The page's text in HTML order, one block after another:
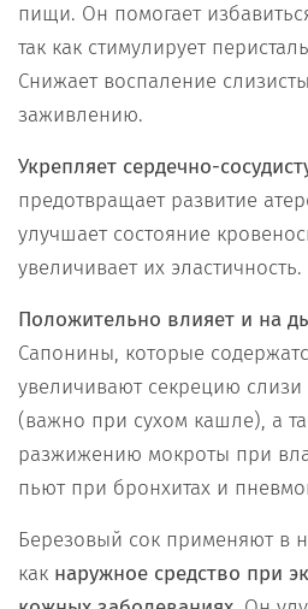
пищи. Он помогает
так как стимулирует
Снижает воспаление
заживлению.
Укрепляет сердечно-
предотвращает развитие
улучшает состояние
увеличивает их эластичность.
Положительно влияет и на
Сапонины, которые
увеличивают секрецию слизи
(важно при сухом кашле), а
разжижению мокроты при
пьют при бронхитах и
Березовый сок применяют в
как наружное средство при